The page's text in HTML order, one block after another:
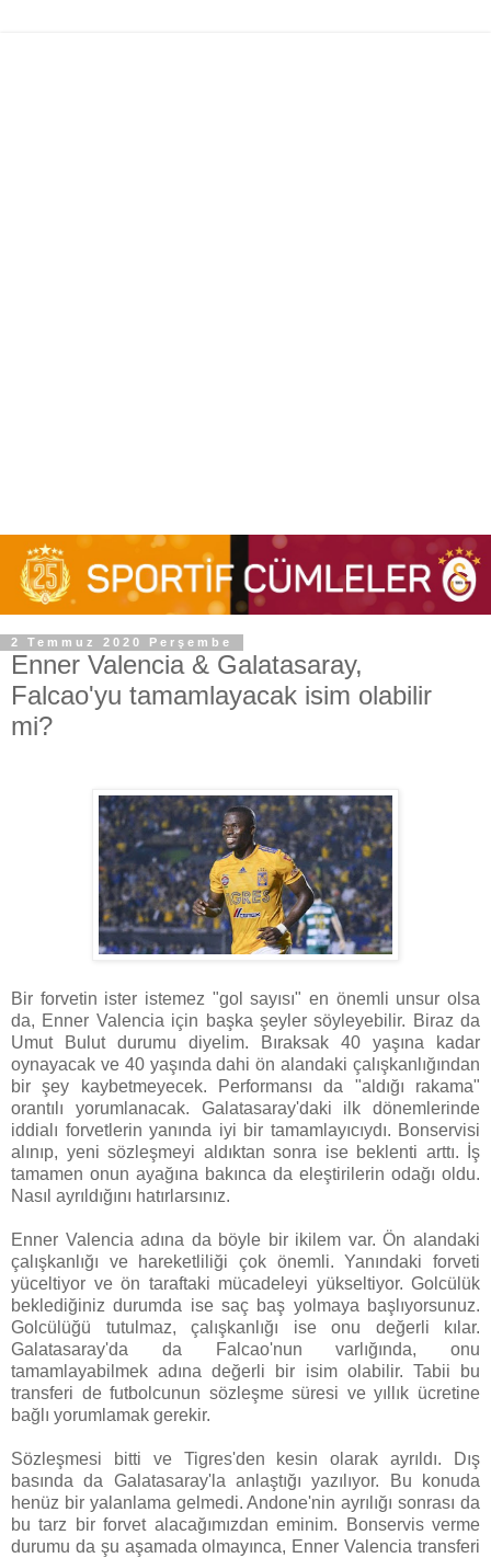
2 Temmuz 2020 Perşembe
Enner Valencia & Galatasaray,
Falcao'yu tamamlayacak isim olabilir
mi?
Bir forvetin ister istemez "gol sayısı" en önemli unsur olsa
da, Enner Valencia için başka şeyler söyleyebilir. Biraz da
Umut Bulut durumu diyelim. Bıraksak 40 yaşına kadar
oynayacak ve 40 yaşında dahi ön alandaki çalışkanlığından
bir şey kaybetmeyecek. Performansı da "aldığı rakama"
orantılı yorumlanacak. Galatasaray'daki ilk dönemlerinde
iddialı forvetlerin yanında iyi bir tamamlayıcıydı. Bonservisi
alınıp, yeni sözleşmeyi aldıktan sonra ise beklenti arttı. İş
tamamen onun ayağına bakınca da eleştirilerin odağı oldu.
Nasıl ayrıldığını hatırlarsınız.
Enner Valencia adına da böyle bir ikilem var. Ön alandaki
çalışkanlığı ve hareketliliği çok önemli. Yanındaki forveti
yüceltiyor ve ön taraftaki mücadeleyi yükseltiyor. Golcülük
beklediğiniz durumda ise saç baş yolmaya başlıyorsunuz.
Golcülüğü tutulmaz, çalışkanlığı ise onu değerli kılar.
Galatasaray'da da Falcao'nun varlığında, onu
tamamlayabilmek adına değerli bir isim olabilir. Tabii bu
transferi de futbolcunun sözleşme süresi ve yıllık ücretine
bağlı yorumlamak gerekir.
Sözleşmesi bitti ve Tigres'den kesin olarak ayrıldı. Dış
basında da Galatasaray'la anlaştığı yazılıyor. Bu konuda
henüz bir yalanlama gelmedi. Andone'nin ayrılığı sonrası da
bu tarz bir forvet alacağımızdan eminim. Bonservis verme
durumu da şu aşamada olmayınca, Enner Valencia transferi